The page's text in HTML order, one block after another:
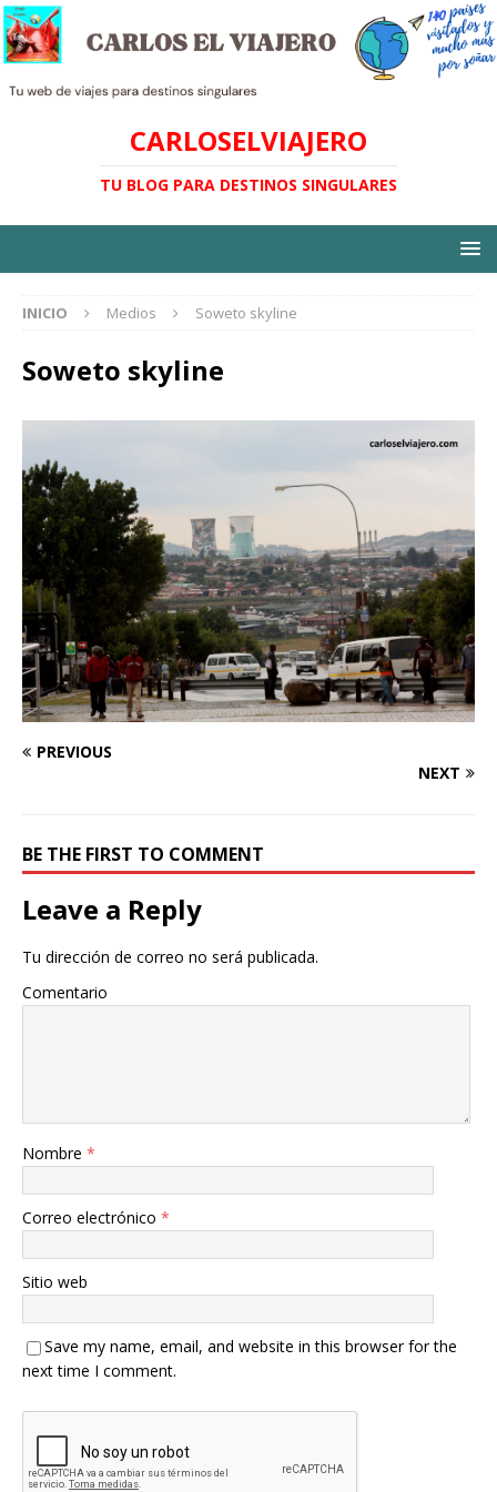
CARLOSELVIAJERO
TU BLOG PARA DESTINOS SINGULARES
INICIO Medios Soweto skyline
Soweto skyline
PREVIOUS
NEXT
BE THE FIRST TO COMMENT
Leave a Reply
Tu dirección de correo no será publicada.
Comentario
Nombre *
Correo electrónico *
Sitio web
Save my name, email, and website in this browser for the
next time I comment.